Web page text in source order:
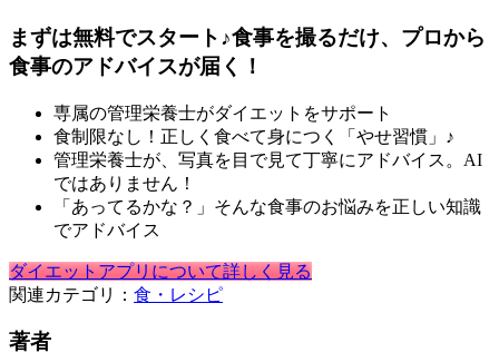
まずは無料でスタート♪食事を撮るだけ、プロから
食事のアドバイスが届く！
専属の管理栄養士がダイエットをサポート
食制限なし！正しく食べて身につく「やせ習慣」♪
管理栄養士が、写真を目で見て丁寧にアドバイス。AI
ではありません！
「あってるかな？」そんな食事のお悩みを正しい知識
でアドバイス
ダイエットアプリについて詳しく見る
関連カテゴリ： 食・レシピ
著者